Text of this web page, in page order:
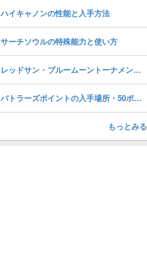
ハイキャノンの性能と入手方法
サーチソウルの特殊能力と使い方
レッドサン・ブルームーントーナメント優勝までの攻略チャート
バトラーズポイントの入手場所・50ポイントおすすめ入手ルート
もっとみる